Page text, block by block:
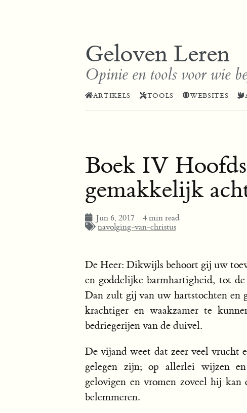
Geloven Leren
Opinie en tools voor wie
ARTIKELS TOOLS WEBSITES
Boek IV
gemakkelijk
Jun 6, 2017
4 min read
navolging-van-christus
De Heer: Dikwijls behoort gij uw
en goddelijke barmhartigheid, tot
Dan zult gij van uw hartstochten en
krachtiger en waakzamer te
bedriegerijen van de duivel.
De vijand weet dat zeer veel vrucht
gelegen zijn; op allerlei wijzen
gelovigen en vromen zoveel hij
belemmeren.